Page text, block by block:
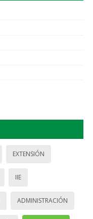
EXTENSIÓN
IIE
ADMINISTRACIÓN